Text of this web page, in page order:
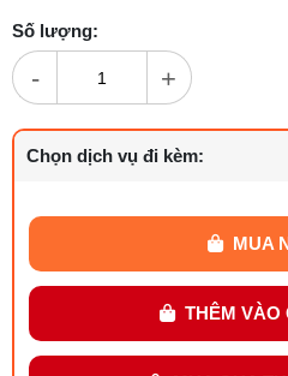
Số lượng:
- +
Chọn dịch vụ đi kèm:
MUA
THÊM VÀO